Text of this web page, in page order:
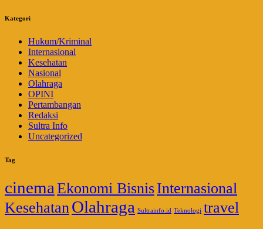
Kategori
Hukum/Kriminal
Internasional
Kesehatan
Nasional
Olahraga
OPINI
Pertambangan
Redaksi
Sultra Info
Uncategorized
Tag
cinema Ekonomi BisnisInternasional
Kesehatan Olahraga Sultrainfo.id Teknologi travel